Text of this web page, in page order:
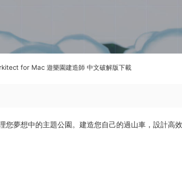
for Mac 遊樂園建造師 中文破解版下載
夢想中的主題公園。建造您自己的過山車，設計高